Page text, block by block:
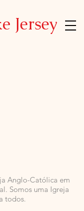
Jersey
Anglo-Católica em
Somos uma Igreja
todos.